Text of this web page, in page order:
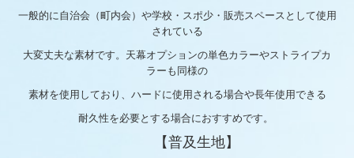
一般的に自治会（町内会）や学校・スポ少・販売スペースとして使用
されている
大変丈夫な素材です。天幕オプションの単色カラーやストライプカ
ラーも同様の
素材を使用しており、ハードに使用される場合や長年使用できる
耐久性を必要とする場合におすすめです。
【普及生地】